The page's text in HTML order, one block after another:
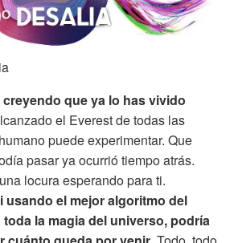
que ya lo has vivido
el Everest de todas las
puede experimentar. Que
pasar ya ocurrió tiempo atrás.
locura esperando para ti.
usando el mejor algoritmo del
la magia del universo, podría